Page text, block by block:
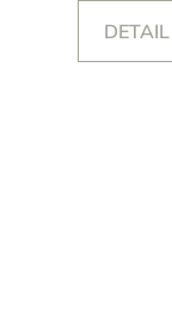
DETAIL